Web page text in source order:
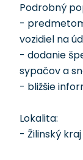
Podrobný
-
vozidiel na
- dodanie
sypačov a
- bližšie
Lokalita:
- Žilinský kraj